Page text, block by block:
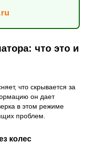
что это и
что скрывается за
он дает
в этом режиме
проблем.
колес